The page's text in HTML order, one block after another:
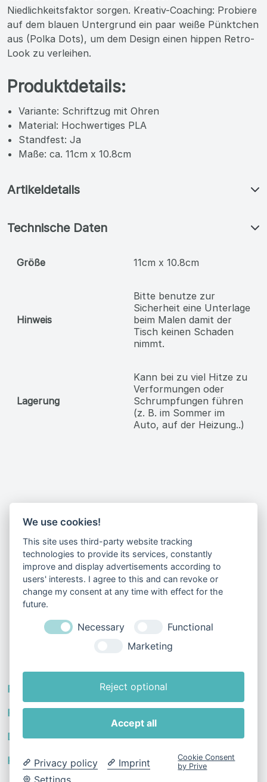
Niedlichkeitsfaktor sorgen. Kreativ-Coaching: Probiere
auf dem blauen Untergrund ein paar weiße Pünktchen
aus (Polka Dots), um dem Design einen hippen Retro-
Look zu verleihen.
Produktdetails:
Variante: Schriftzug mit Ohren
Material: Hochwertiges PLA
Standfest: Ja
Maße: ca. 11cm x 10.8cm
Artikeldetails
Technische Daten
Größe 11cm x 10.8cm
Hinweis
Bitte benutze zur
Sicherheit eine Unterlage
beim Malen damit der
Tisch keinen Schaden
nimmt.
Lagerung
Kann bei zu viel Hitze zu
Verformungen oder
Schrumpfungen führen
(z. B. im Sommer im
Auto, auf der Heizung..)
Sonderangebote per E-Mail
Du kannst dein Einverständnis jederzeit widerrufen.
Benutze dafür bitte das Kontaktformular.
Produkte
Rechtliches & Hilfe
Dein Konto
Kontakt
We use cookies!
This site uses third-party website tracking
technologies to provide its services, constantly
improve and display advertisements according to
users' interests. I agree to this and can revoke or
change my consent at any time with effect for the
future.
Necessary
Functional
Marketing
Reject optional
Accept all
Privacy policy
Imprint
Settings
Cookie Consent
by Prive